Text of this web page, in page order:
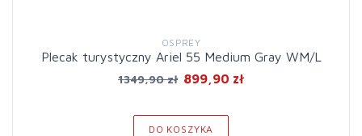
OSPREY
Plecak turystyczny Ariel 55 Medium Gray WM/L
1349,90 zł 899,90 zł
DO KOSZYKA